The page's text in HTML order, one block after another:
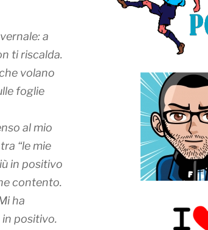
a
ti riscalda.
volano
foglie
al mio
“le mie
in positivo
contento.
ha
positivo.